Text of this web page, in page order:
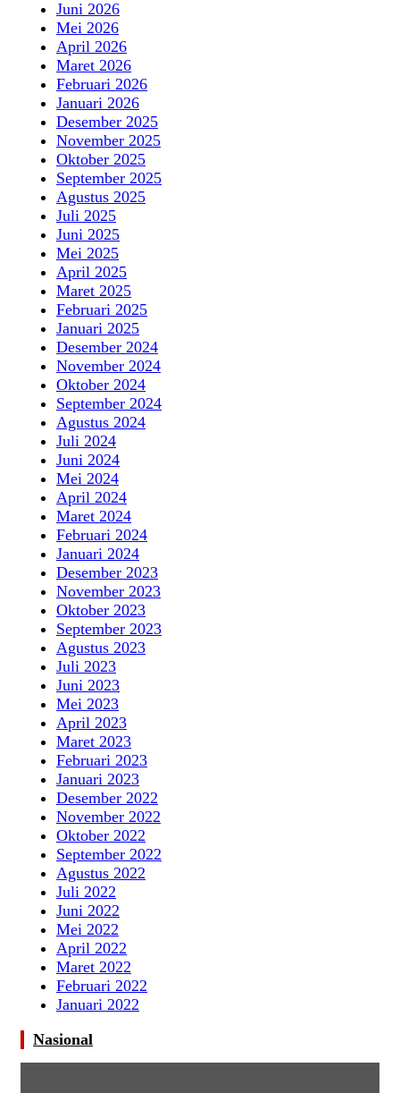
Juni 2026
Mei 2026
April 2026
Maret 2026
Februari 2026
Januari 2026
Desember 2025
November 2025
Oktober 2025
September 2025
Agustus 2025
Juli 2025
Juni 2025
Mei 2025
April 2025
Maret 2025
Februari 2025
Januari 2025
Desember 2024
November 2024
Oktober 2024
September 2024
Agustus 2024
Juli 2024
Juni 2024
Mei 2024
April 2024
Maret 2024
Februari 2024
Januari 2024
Desember 2023
November 2023
Oktober 2023
September 2023
Agustus 2023
Juli 2023
Juni 2023
Mei 2023
April 2023
Maret 2023
Februari 2023
Januari 2023
Desember 2022
November 2022
Oktober 2022
September 2022
Agustus 2022
Juli 2022
Juni 2022
Mei 2022
April 2022
Maret 2022
Februari 2022
Januari 2022
Nasional